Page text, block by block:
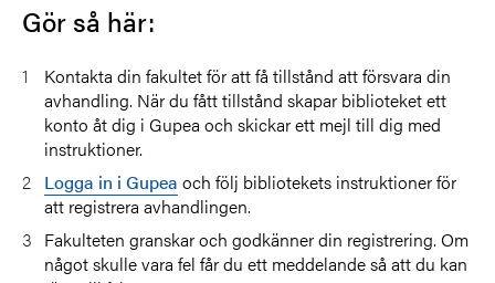
Gör så här:
Kontakta din fakultet för att få tillstånd att försvara din
avhandling. När du fått tillstånd skapar biblioteket ett
konto åt dig i Gupea och skickar ett mejl till dig med
instruktioner.
Logga in i Gupea och följ bibliotekets instruktioner för
att registrera avhandlingen.
Fakulteten granskar och godkänner din registrering. Om
något skulle vara fel får du ett meddelande så att du kan